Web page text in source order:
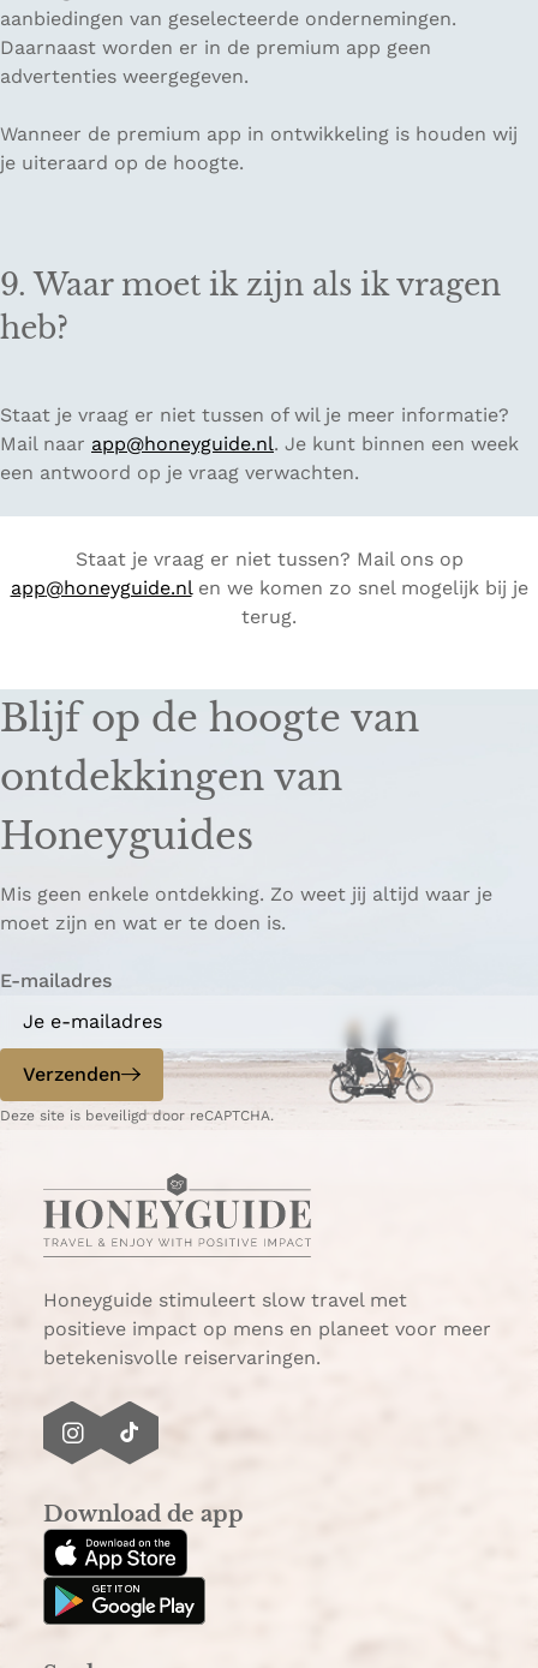
aanbiedingen van geselecteerde ondernemingen.
Daarnaast worden er in de premium app geen
advertenties weergegeven.
Wanneer de premium app in ontwikkeling is houden wij
je uiteraard op de hoogte.
9. Waar moet ik zijn als ik vragen
heb?
Staat je vraag er niet tussen of wil je meer informatie?
Mail naar app@honeyguide.nl. Je kunt binnen een week
een antwoord op je vraag verwachten.
Staat je vraag er niet tussen? Mail ons op
app@honeyguide.nlen we komen zo snel mogelijk bij je
terug.
Blijf op de hoogte van
ontdekkingen van
Honeyguides
Mis geen enkele ontdekking. Zo weet jij altijd waar je
moet zijn en wat er te doen is.
E-mailadres
Verzenden
Deze site is beveiligd door reCAPTCHA.
Honeyguide stimuleert slow travel met
positieve impact op mens en planeet voor meer
betekenisvolle reiservaringen.
I
t
a
g
T
T
o
k
Download de app